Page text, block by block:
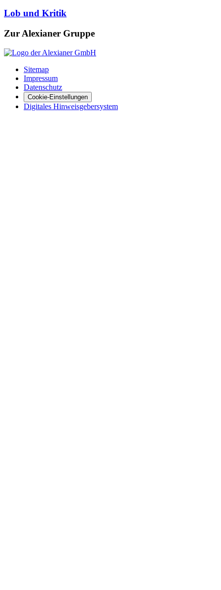
Lob und Kritik
Zur Alexianer Gruppe
Sitemap
Impressum
Datenschutz
Cookie-Einstellungen
Digitales Hinweisgebersystem